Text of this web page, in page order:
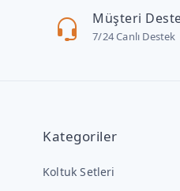
Müşteri
7/24 Canlı Destek
Kategoriler
Koltuk Setleri